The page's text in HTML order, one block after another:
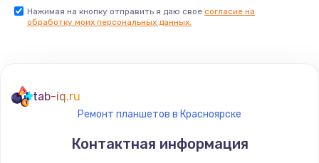
2045 руб.
1090 руб.
Заказать
Нажимая на кнопку отправить я даю свое согласие на
обработку моих персональных данных.
tab-iq.ru
Ремонт планшетов в Красноярске
Контактная информация